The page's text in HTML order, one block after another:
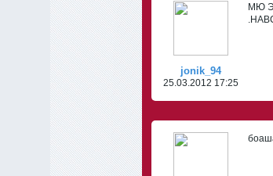
jonik_94
25.03.2012 17:25
МЮ